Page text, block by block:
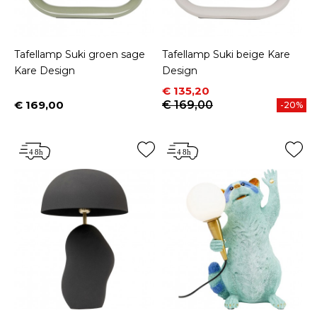
Tafellamp Suki groen sage
Kare Design
Prijs
€ 169,00
Tafellamp Suki beige Kare
Design
Prijs
€ 135,20
Normale prijs
€ 169,00
-20%